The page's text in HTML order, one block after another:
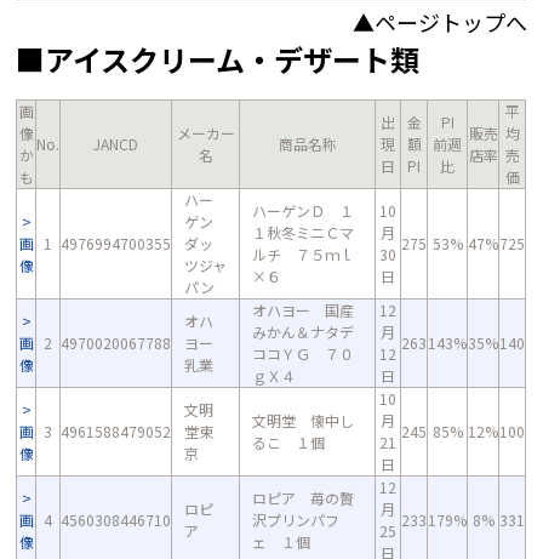
▲ページトップへ
■アイスクリーム・デザート類
画
像
か
も
No. JANCD
メーカー
名
商品名称
出
現
日
金
額
PI
PI
前週
比
販売
店率
平
均
売
価
画
像
1 4976994700355
ハー
ゲン
ダッ
ツジャ
パン
ハーゲンＤ １
１秋冬ミニＣマ
ルチ ７５ｍｌ
×６
10
月
30
日
275 53% 47%725
画
像
2 4970020067788
オハ
ヨー
乳業
オハヨー 国産
みかん＆ナタデ
ココＹＧ ７０
ｇＸ４
12
月
12
日
263143%35%140
画
像
3 4961588479052
文明
堂東
京
文明堂 懐中し
るこ １個
10
月
21
日
245 85% 12%100
画
像
4 4560308446710
ロピ
ア
ロピア 苺の贅
沢プリンパフ
ェ １個
12
月
25
日
233179% 8% 331